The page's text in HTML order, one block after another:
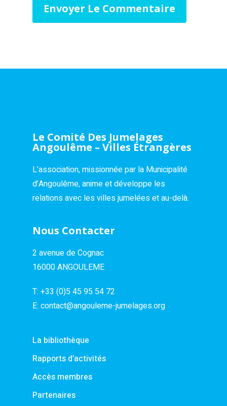
Le Comité Des Jumelages
Angoulême – Villes Étrangères
L’association, missionnée par la Municipalité
d’Angoulême, anime et développe les
relations avec les villes jumelées et au-delà.
Nous Contacter
2 avenue de Cognac
16000 ANGOULEME
T: +33 (0)5 45 95 54 72
E: contact@angouleme-jumelages.org
La bibliothèque
Rapports d’activités
Accès membres
Partenaires